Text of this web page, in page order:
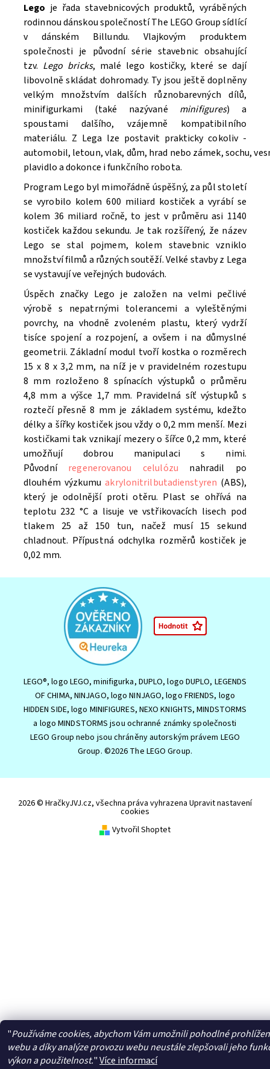
Souhlasím seZpracováním osobních údajů.
Lego je řada stavebnicových produktů, vyráběných
rodinnou dánskou společností The LEGO Group sídlící
v dánském Billundu. Vlajkovým produktem
společnosti je původní série stavebnic obsahující
tzv. Lego bricks, malé lego kostičky, které se dají
libovolně skládat dohromady. Ty jsou ještě doplněny
velkým množstvím dalších různobarevných dílů,
minifigurkami (také nazývané minifigures) a
spoustami dalšího, vzájemně kompatibilního
materiálu. Z Lega lze postavit prakticky cokoliv -
automobil, letoun, vlak, dům, hrad nebo zámek, sochu,
plavidlo a dokonce i funkčního robota.
Program Lego byl mimořádně úspěšný, za půl století
se vyrobilo kolem 600 miliard kostiček a vyrábí se
kolem 36 miliard ročně, to jest v průměru asi 1140
kostiček každou sekundu. Je tak rozšířený, že název
Lego se stal pojmem, kolem stavebnic vzniklo
množství filmů a různých soutěží. Velké stavby z Lega
se vystavují ve veřejných budovách.
Úspěch značky Lego je založen na velmi pečlivé
výrobě s nepatrnými tolerancemi a vyleštěnými
povrchy, na vhodně zvoleném plastu, který vydrží
tisíce spojení a rozpojení, a ovšem i na důmyslné
geometrii. Základní modul tvoří kostka o rozměrech
15 x 8 x 3,2 mm, na níž je v pravidelném rozestupu
8 mm rozloženo 8 spínacích výstupků o průměru
4,8 mm a výšce 1,7 mm. Pravidelná síť výstupků s
roztečí přesně 8 mm je základem systému, kdežto
délky a šířky kostiček jsou vždy o 0,2 mm menší. Mezi
kostičkami tak vznikají mezery o šířce 0,2 mm, které
umožňují dobrou manipulaci s nimi.
Původní regenerovanou celulózu nahradil po
dlouhém výzkumuakrylonitrilbutadienstyren (ABS),
který je odolnější proti otěru. Plast se ohřívá na
teplotu 232 °C a lisuje ve vstřikovacích lisech pod
tlakem 25 až 150 tun, načež musí 15 sekund
chladnout. Přípustná odchylka rozměrů kostiček je
0,02 mm.
LEGO®, logo LEGO, minifigurka, DUPLO, logo DUPLO, LEGENDS
OF CHIMA, NINJAGO, logo NINJAGO, logo FRIENDS, logo
HIDDEN SIDE, logo MINIFIGURES, NEXO KNIGHTS, MINDSTORMS
a logo MINDSTORMS jsou ochranné známky společnosti
LEGO Group nebo jsou chráněny autorským právem LEGO
Group. ©2026 The LEGO Group.
2026 © HračkyJVJ.cz, všechna práva vyhrazena Upravit nastavení
cookies
Vytvořil Shoptet
"Používáme cookies, abychom Vám umožnili pohodlné
webu a díky analýze provozu webu neustále zlepšovali jeho
výkon a použitelnost."Více informací